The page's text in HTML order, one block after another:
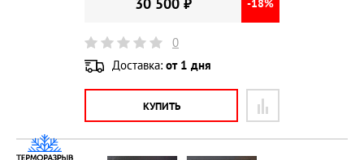
-18%
0
Доставка: от 1 дня
КУПИТЬ